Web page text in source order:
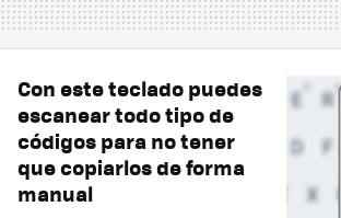
Con este teclado puedes
escanear todo tipo de
códigos para no tener
que copiarlos de forma
manual